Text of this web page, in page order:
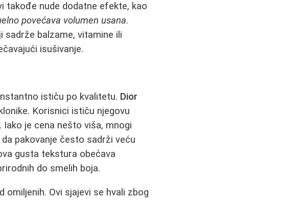
takođe nude dodatne efekte, kao
povećava volumen usana.
sadrže balzame, vitamine ili
isušivanje.
ističu po kvalitetu. Dior
Korisnici ističu njegovu
je cena nešto viša, mnogi
pakovanje često sadrži veću
gusta tekstura obećava
do smelih boja.
omiljenih. Ovi sjajevi se hvali zbog